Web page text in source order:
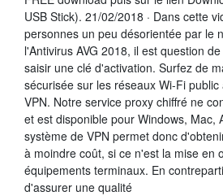
USB Stick). 21/02/2018 · Dans cette
personnes un peu désorientée par le
l'Antivirus AVG 2018, il est question
saisir une clé d'activation. Surfez de
sécurisée sur les réseaux Wi-Fi
VPN. Notre service proxy chiffré ne
et est disponible pour Windows, Mac,
système de VPN permet donc
à moindre coût, si ce n'est la mise en
équipements terminaux. En
d'assurer une qualité